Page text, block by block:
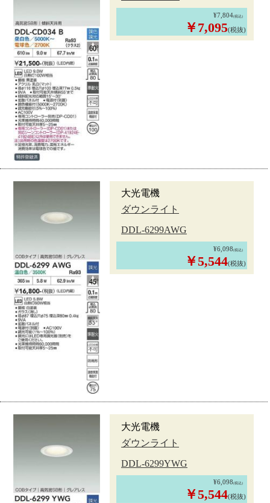
¥7,804(税込)
￥7,095(税抜)
大光電機
ダウンライト
DDL-6299AWG
¥6,098(税込)
￥5,544(税抜)
大光電機
ダウンライト
DDL-6299YWG
¥6,098(税込)
￥5,544(税抜)